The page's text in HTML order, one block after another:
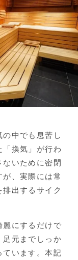
中でも息苦し
換気」が行わ
いために密閉
、実際には常
出するサイク
にするだけで
元までしっか
ています。本記